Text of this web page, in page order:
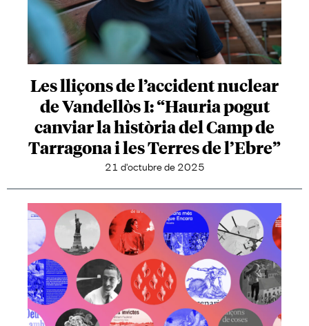
Les lliçons de l’accident nuclear
de Vandellòs I: “Hauria pogut
canviar la història del Camp de
Tarragona i les Terres de l’Ebre”
21 d'octubre de 2025